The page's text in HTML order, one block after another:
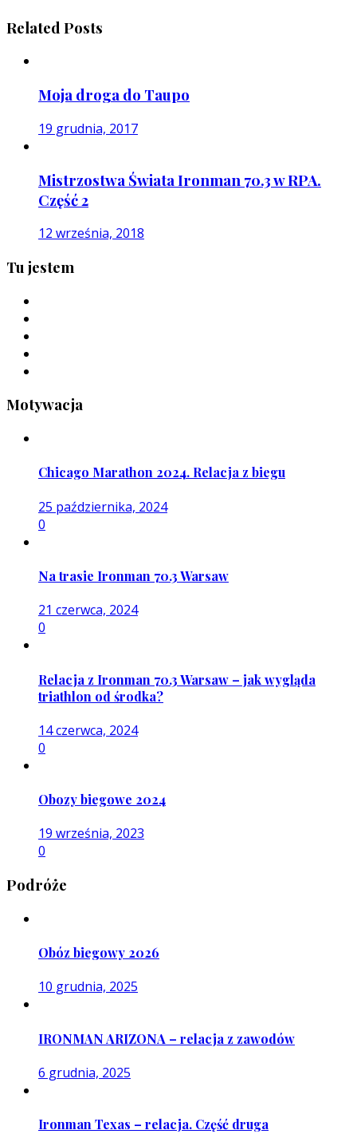
Related Posts
Moja droga do Taupo
19 grudnia, 2017
Mistrzostwa Świata Ironman 70.3 w RPA.
Część 2
12 września, 2018
Tu jestem
Motywacja
Chicago Marathon 2024. Relacja z biegu
25 października, 2024
0
Na trasie Ironman 70.3 Warsaw
21 czerwca, 2024
0
Relacja z Ironman 70.3 Warsaw – jak wygląda
triathlon od środka?
14 czerwca, 2024
0
Obozy biegowe 2024
19 września, 2023
0
Podróże
Obóz biegowy 2026
10 grudnia, 2025
IRONMAN ARIZONA – relacja z zawodów
6 grudnia, 2025
Ironman Texas – relacja. Część druga